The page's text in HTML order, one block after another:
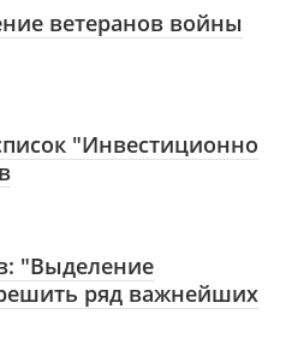
ветеранов войны
"Инвестиционно
"Выделение
ряд важнейших